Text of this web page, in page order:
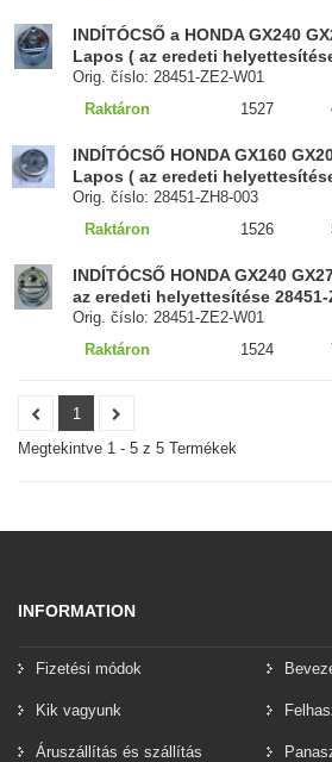
INDÍTÓCSŐ a HONDA GX240
Lapos ( az eredeti
Orig. číslo: 28451-ZE2-W01
Raktáron
1527
INDÍTÓCSŐ HONDA GX160
Lapos ( az eredeti
Orig. číslo: 28451-ZH8-003
Raktáron
1526
INDÍTÓCSŐ HONDA GX240
az eredeti helyettesítése 28451-
Orig. číslo: 28451-ZE2-W01
Raktáron
1524
1
Megtekintve 1 - 5 z 5 Termékek
INFORMATION
Fizetési módok
Kik vagyunk
Áruszállítás és szállítás